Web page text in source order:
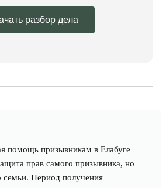
разбор дела
помощь призывникам в Елабуге
прав самого призывника, но
семьи. Период получения